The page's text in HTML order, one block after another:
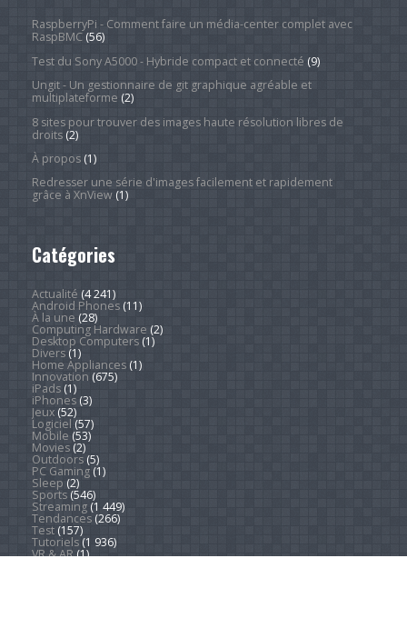
RaspberryPi - Comment faire un média-center complet avec
RaspBMC(56)
Test du Sony A5000 - Hybride compact et connecté (9)
Ungit - Un gestionnaire de git graphique agréable et
multiplateforme (2)
8 sites pour trouver des images haute résolution libres de
droits(2)
À propos(1)
Redresser une série d'images facilement et rapidement
grâce à XnView(1)
Catégories
Actualité (4 241)
Android Phones(11)
À la une (28)
Computing Hardware (2)
Desktop Computers(1)
Divers(1)
Home Appliances(1)
Innovation (675)
iPads(1)
iPhones(3)
Jeux(52)
Logiciel (57)
Mobile (53)
Movies(2)
Outdoors(5)
PC Gaming(1)
Sleep (2)
Sports(546)
Streaming(1 449)
Tendances(266)
Test(157)
Tutoriels(1 936)
VR & AR(1)